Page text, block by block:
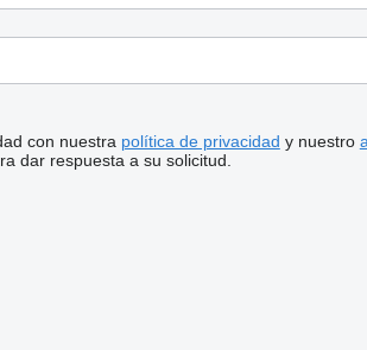
con nuestra política de privacidad y nuestro
dar respuesta a su solicitud.